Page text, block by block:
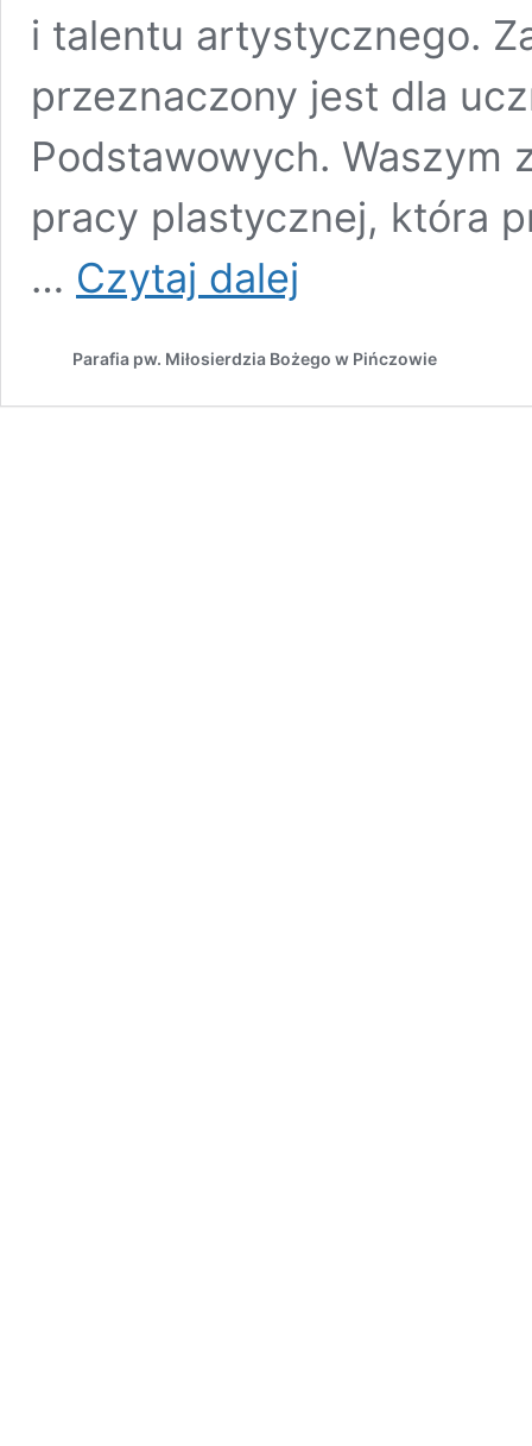
i talentu artystycznego.
przeznaczony jest dla
Podstawowych. Waszym
pracy plastycznej, która
… Czytaj dalej
Wielkim
Wielkopostnym
Parafia pw. Miłosierdzia Bożego w Pińczowie